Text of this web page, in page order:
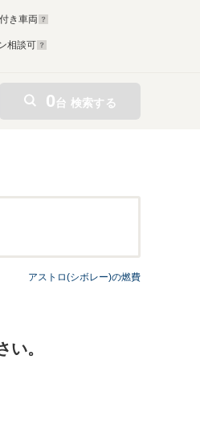
き車両
相談可
0台 検索する
アストロ(シボレー)の燃費
。